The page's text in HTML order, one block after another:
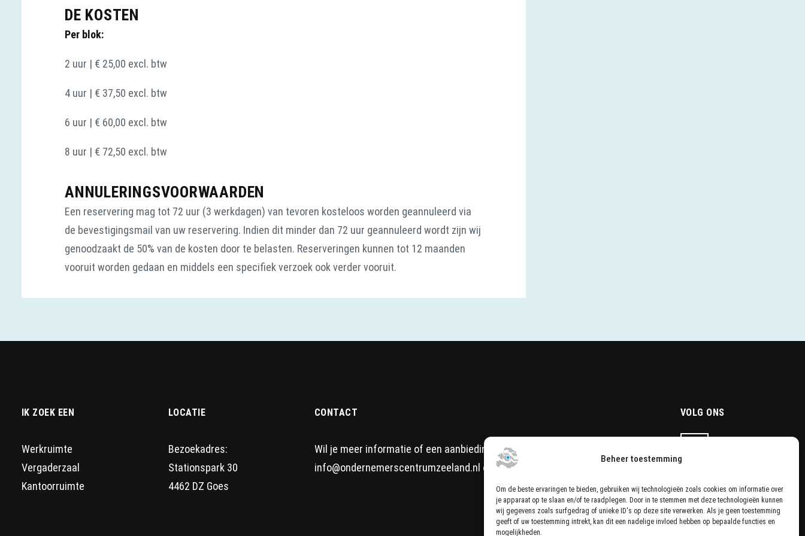
Beheer toestemming
Om de beste ervaringen te bieden, gebruiken wij technologieën zoals cookies om informatie over
je apparaat op te slaan en/of te raadplegen. Door in te stemmen met deze technologieën kunnen
wij gegevens zoals surfgedrag of unieke ID's op deze site verwerken. Als je geen toestemming
geeft of uw toestemming intrekt, kan dit een nadelige invloed hebben op bepaalde functies en
mogelijkheden.
DE KOSTEN
Per blok:
2 uur | € 25,00 excl. btw
4 uur | € 37,50 excl. btw
6 uur | € 60,00 excl. btw
8 uur | € 72,50 excl. btw
ANNULERINGSVOORWAARDEN
Een reservering mag tot 72 uur (3 werkdagen) van tevoren kosteloos worden geannuleerd via
de bevestigingsmail van uw reservering. Indien dit minder dan 72 uur geannuleerd wordt zijn wij
genoodzaakt de 50% van de kosten door te belasten. Reserveringen kunnen tot 12 maanden
vooruit worden gedaan en middels een specifiek verzoek ook verder vooruit.
IK ZOEK EEN
Werkruimte
Vergaderzaal
Kantoorruimte
LOCATIE
Bezoekadres:
Stationspark 30
4462 DZ Goes
CONTACT
Wil je meer informatie of een aanbieding op maat? Stuur een mail naar
info@ondernemerscentrumzeeland.nl of bel naar
VOLG ONS